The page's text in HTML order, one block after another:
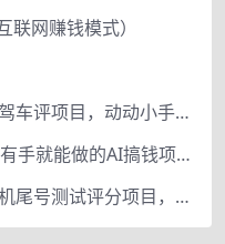
网赚钱模式）
《188个赚钱项目-183》有驾车评项目，动动小手，复制粘贴赚44元！
上架2小时收入630+，只要有手就能做的AI搞钱项目，奶奶看完都能学会!
《188个赚钱项目-180》手机尾号测试评分项目，短视频直播日赚200+